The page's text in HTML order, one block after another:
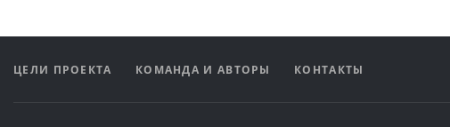
ЦЕЛИ ПРОЕКТА КОМАНДА И АВТОРЫ КОНТАКТЫ